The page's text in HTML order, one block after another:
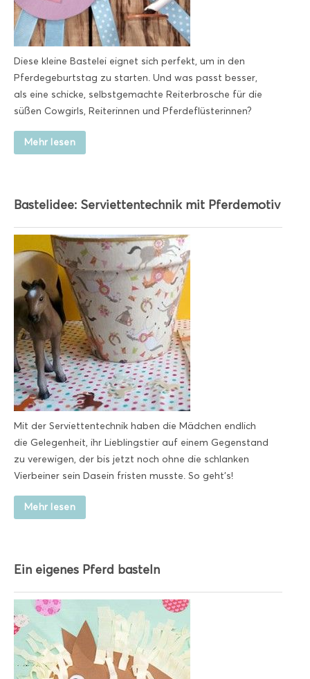
Diese kleine Bastelei eignet sich perfekt, um in den
Pferdegeburtstag zu starten. Und was passt besser,
als eine schicke, selbstgemachte Reiterbrosche für die
süßen Cowgirls, Reiterinnen und Pferdeflüsterinnen?
Mehr lesen
Bastelidee: Serviettentechnik mit Pferdemotiv
Mit der Serviettentechnik haben die Mädchen endlich
die Gelegenheit, ihr Lieblingstier auf einem Gegenstand
zu verewigen, der bis jetzt noch ohne die schlanken
Vierbeiner sein Dasein fristen musste. So geht's!
Mehr lesen
Ein eigenes Pferd basteln